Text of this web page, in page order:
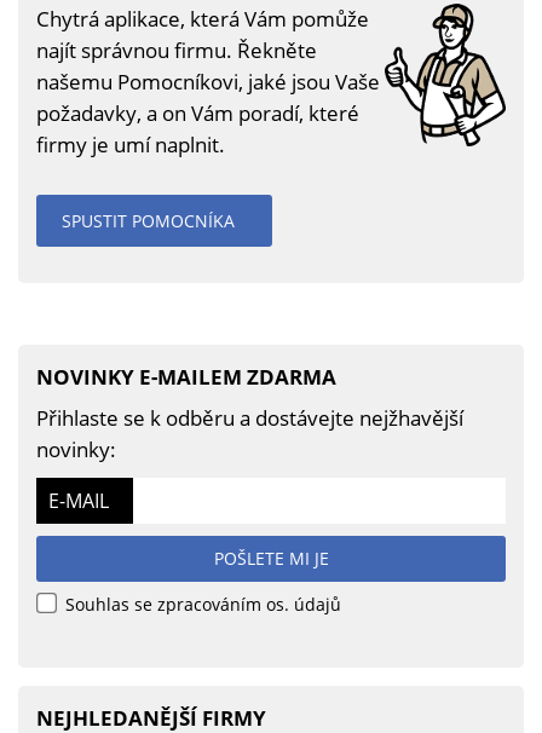
Chytrá aplikace, která Vám pomůže
najít správnou firmu. Řekněte
našemu Pomocníkovi, jaké jsou Vaše
požadavky, a on Vám poradí, které
firmy je umí naplnit.
SPUSTIT POMOCNÍKA
NOVINKY E-MAILEM ZDARMA
Přihlaste se k odběru a dostávejte nejžhavější
novinky:
E-MAIL
POŠLETE MI JE
Souhlas se zpracováním os. údajů
NEJHLEDANĚJŠÍ FIRMY